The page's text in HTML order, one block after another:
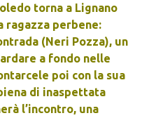
torna a Lignano
ragazza perbene:
(Neri Pozza), un
a fondo nelle
poi con la sua
di inaspettata
l’incontro, una